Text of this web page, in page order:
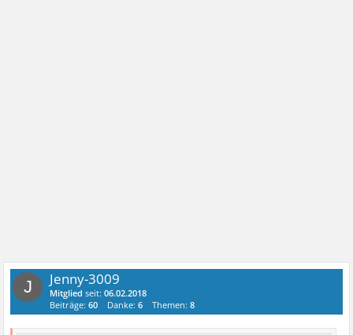
J Jenny-3009
Mitglied seit:06.02.2018
Beiträge:60 Danke:6 Themen:8